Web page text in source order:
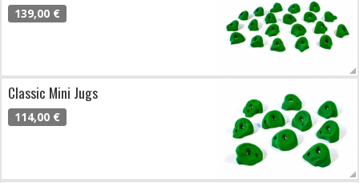
139,00 €
Classic Mini Jugs
114,00 €